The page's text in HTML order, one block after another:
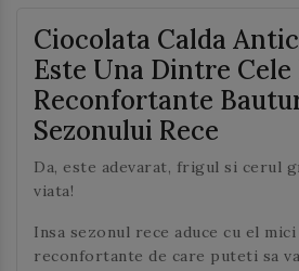
Ciocolata Calda
Este Una Dintre Cele
Reconfortante
Sezonului Rece
Da, este adevarat, frigul si cerul
viata!
Insa sezonul rece aduce cu el
reconfortante de care puteti sa